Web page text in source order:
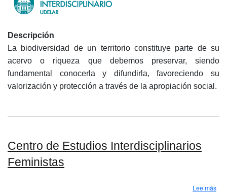
Descripción
La biodiversidad de un territorio constituye parte de su
acervo o riqueza que debemos preservar, siendo
fundamental conocerla y difundirla, favoreciendo su
valorización y protección a través de la apropiación social.
Centro de Estudios Interdisciplinarios
Feministas
Lee más